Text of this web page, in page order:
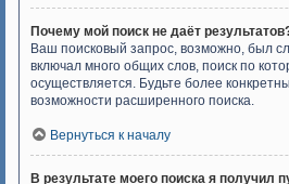
Почему мой поиск не даёт
Ваш поисковый запрос, возможно, был
включал много общих слов, поиск по
осуществляется. Будьте более
возможности расширенного поиска.
Вернуться к началу
В результате моего поиска я получил